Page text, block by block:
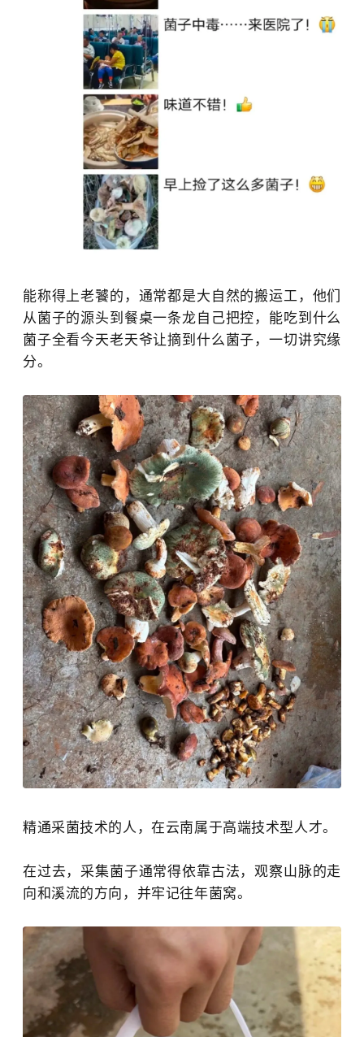
能称得上老饕的，通常都是大自然的搬运工，他们
从菌子的源头到餐桌一条龙自己把控，能吃到什么
菌子全看今天老天爷让摘到什么菌子，一切讲究缘
分。
精通采菌技术的人，在云南属于高端技术型人才。
在过去，采集菌子通常得依靠古法，观察山脉的走
向和溪流的方向，并牢记往年菌窝。